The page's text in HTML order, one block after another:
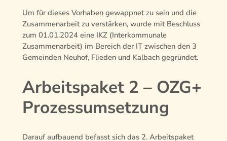
Um für dieses Vorhaben gewappnet zu sein und die
Zusammenarbeit zu verstärken, wurde mit Beschluss
zum 01.01.2024 eine IKZ (Interkommunale
Zusammenarbeit) im Bereich der IT zwischen den 3
Gemeinden Neuhof, Flieden und Kalbach gegründet.
Arbeitspaket 2 – OZG+
Prozessumsetzung
Darauf aufbauend befasst sich das 2. Arbeitspaket